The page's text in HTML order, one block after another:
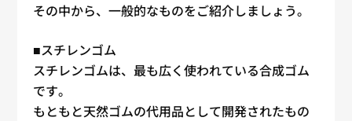
その中から、一般的なものをご紹介しましょう。
■スチレンゴム
スチレンゴムは、最も広く使われている合成ゴム
です。
もともと天然ゴムの代用品として開発されたもの